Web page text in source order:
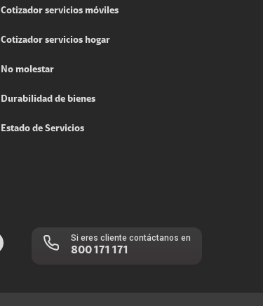
Cotizador servicios móviles
Cotizador servicios hogar
No molestar
Durabilidad de bienes
Estado de Servicios
Si eres cliente contáctanos en
800 171 171